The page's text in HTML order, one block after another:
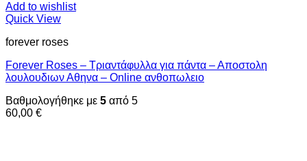
Add to wishlist
Quick View
forever roses
Forever Roses – Τριαντάφυλλα για πάντα – Αποστολη
λουλουδιων Αθηνα – Online ανθοπωλειο
Βαθμολογήθηκε με 5 από 5
60,00 €